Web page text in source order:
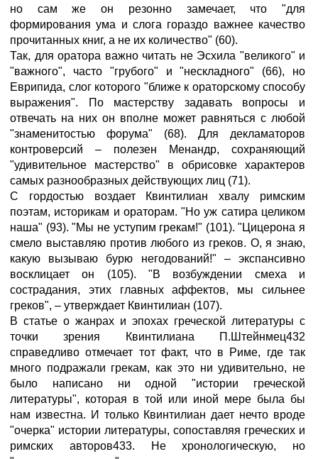
но сам же он резонно замечает, что "для
формирования ума и слога гораздо важнее качество
прочитанных книг, а не их количество" (60).
Так, для оратора важно читать не Эсхила "великого" и
"важного", часто "грубого" и "нескладного" (66), но
Еврипида, слог которого "ближе к ораторскому способу
выражения". По мастерству задавать вопросы и
отвечать на них он вполне может равняться с любой
"знаменитостью форума" (68). Для декламаторов
контроверсий – полезен Менандр, сохраняющий
"удивительное мастерство" в обрисовке характеров
самых разнообразных действующих лиц (71).
С гордостью воздает Квинтилиан хвалу римским
поэтам, историкам и ораторам. "Но уж сатира целиком
наша" (93). "Мы не уступим грекам!" (101). "Цицерона я
смело выставляю против любого из греков. О, я знаю,
какую вызываю бурю негодований!" – экспансивно
восклицает он (105). "В возбуждении смеха и
сострадания, этих главных аффектов, мы сильнее
греков", – утверждает Квинтилиан (107).
В статье о жанрах и эпохах греческой литературы с
точки зрения Квинтилиана П.Штейнмец432
справедливо отмечает тот факт, что в Риме, где так
много подражали грекам, как это ни удивительно, не
было написано ни одной "истории греческой
литературы", которая в той или иной мере была бы
нам известна. И только Квинтилиан дает нечто вроде
"очерка" истории литературы, сопоставляя греческих и
римских авторов433. Не хронологическую, но